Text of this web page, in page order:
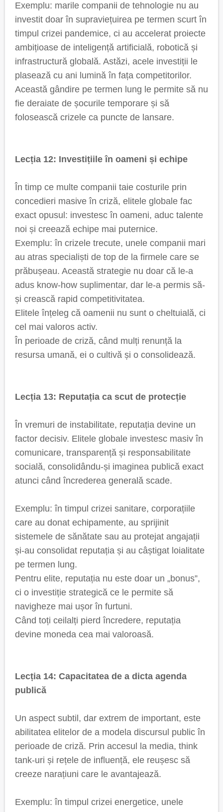
Exemplu: marile companii de tehnologie nu au
investit doar în supraviețuirea pe termen scurt în
timpul crizei pandemice, ci au accelerat proiecte
ambițioase de inteligență artificială, robotică și
infrastructură globală. Astăzi, acele investiții le
plasează cu ani lumină în fața competitorilor.
Această gândire pe termen lung le permite să nu
fie deraiate de șocurile temporare și să
folosească crizele ca puncte de lansare.
Lecția 12: Investițiile în oameni și echipe
În timp ce multe companii taie costurile prin
concedieri masive în criză, elitele globale fac
exact opusul: investesc în oameni, aduc talente
noi și creează echipe mai puternice.
Exemplu: în crizele trecute, unele companii mari
au atras specialiști de top de la firmele care se
prăbușeau. Această strategie nu doar că le-a
adus know-how suplimentar, dar le-a permis să-
și crească rapid competitivitatea.
Elitele înțeleg că oamenii nu sunt o cheltuială, ci
cel mai valoros activ.
În perioade de criză, când mulți renunță la
resursa umană, ei o cultivă și o consolidează.
Lecția 13: Reputația ca scut de protecție
În vremuri de instabilitate, reputația devine un
factor decisiv. Elitele globale investesc masiv în
comunicare, transparență și responsabilitate
socială, consolidându-și imaginea publică exact
atunci când încrederea generală scade.
Exemplu: în timpul crizei sanitare, corporațiile
care au donat echipamente, au sprijinit
sistemele de sănătate sau au protejat angajații
și-au consolidat reputația și au câștigat loialitate
pe termen lung.
Pentru elite, reputația nu este doar un „bonus”,
ci o investiție strategică ce le permite să
navigheze mai ușor în furtuni.
Când toți ceilalți pierd încredere, reputația
devine moneda cea mai valoroasă.
Lecția 14: Capacitatea de a dicta agenda
publică
Un aspect subtil, dar extrem de important, este
abilitatea elitelor de a modela discursul public în
perioade de criză. Prin accesul la media, think
tank-uri și rețele de influență, ele reușesc să
creeze narațiuni care le avantajează.
Exemplu: în timpul crizei energetice, unele